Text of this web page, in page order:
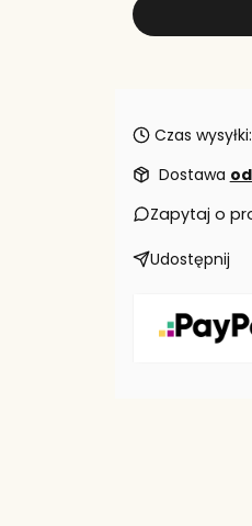
Czas wysyłki:
Dostawa
Zapytaj o
Udostępnij